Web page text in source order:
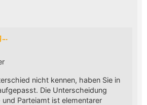
nicht kennen, haben Sie in
Die Unterscheidung
Parteiamt ist elementarer